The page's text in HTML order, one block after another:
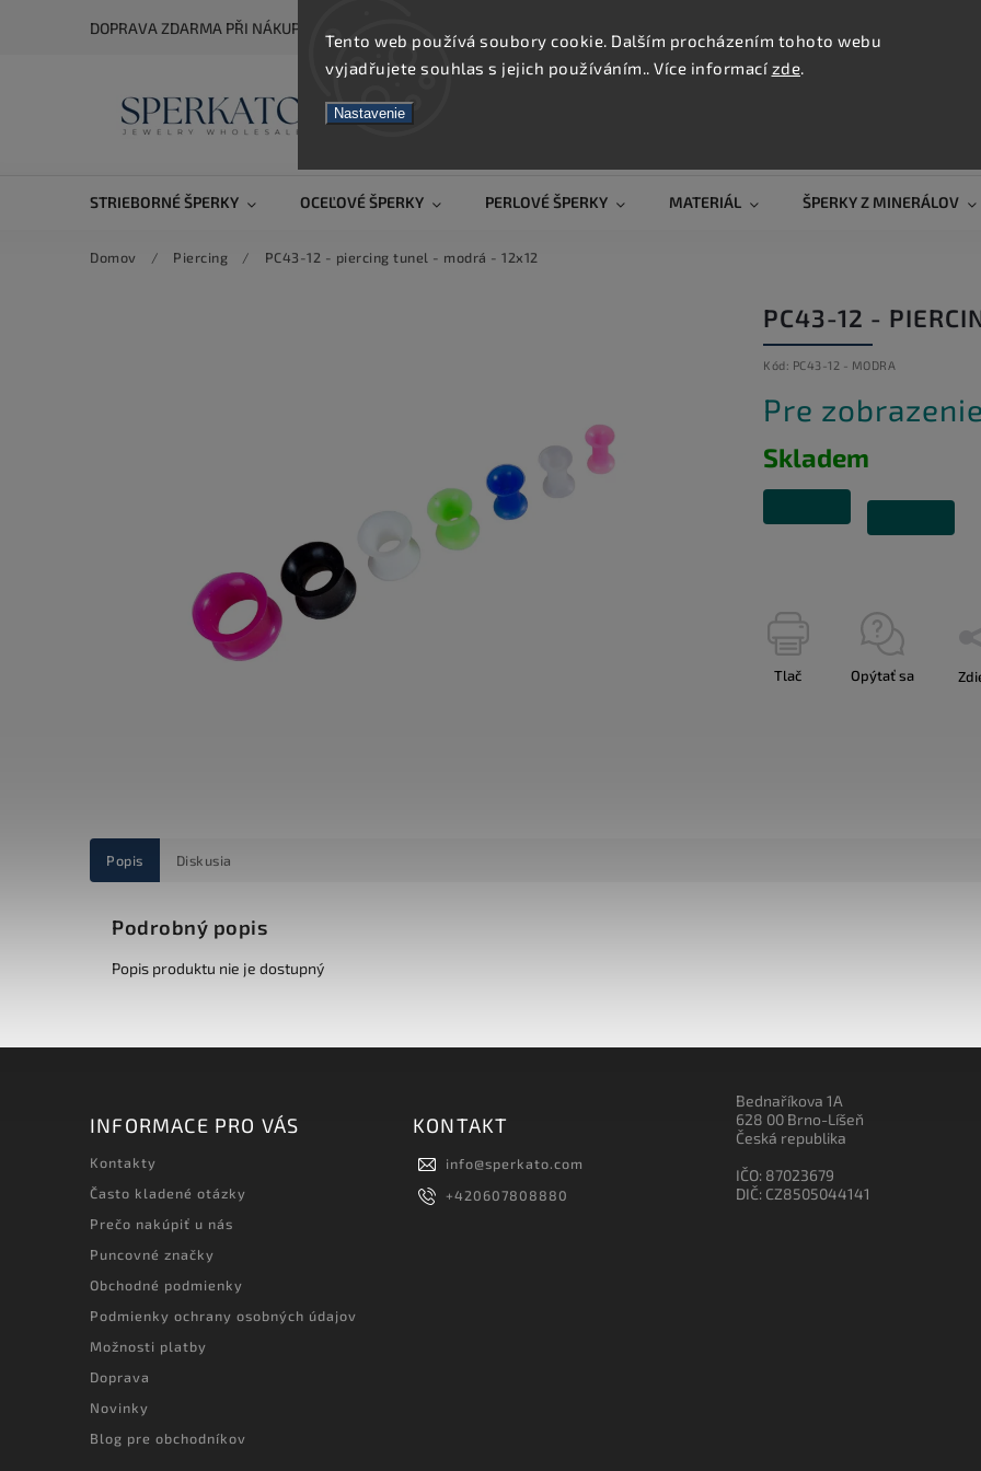
Tento web používá soubory cookie. Dalším procházením tohoto webu
vyjadřujete souhlas s jejich používáním.. Více informací zde.
Nastavenie
DOPRAVA ZDARMA PŘI NÁKUPU NAD 5 000 KČ
STRIEBORNÉ ŠPERKY OCEĽOVÉ ŠPERKY PERLOVÉ ŠPERKY MATERIÁL ŠPERKY Z MINERÁLOV
Domov / Piercing / PC43-12 - piercing tunel - modrá - 12x12
PC43-12 -
Kód: PC43-12 - MODRA
Pre
Skladem
Tlač Opýtať sa
Popis Diskusia
Podrobný popis
Popis produktu nie je dostupný
INFORMACE PRO VÁS
Kontakty
Často kladené otázky
Prečo nakúpiť u nás
Puncovné značky
Obchodné podmienky
Podmienky ochrany osobných údajov
Možnosti platby
Doprava
Novinky
Blog pre obchodníkov
KONTAKT
info@sperkato.com
+420607808880
Bednaříkova 1A
628 00 Brno-Líšeň
Česká republika
IČO: 87023679
DIČ: CZ8505044141